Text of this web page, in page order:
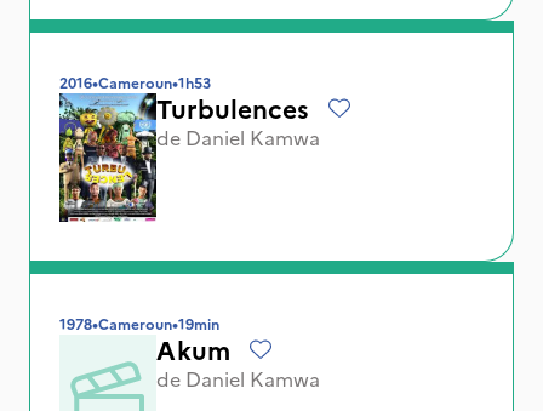
2016•Cameroun•1h53
Turbulences
de Daniel Kamwa
1978•Cameroun•19min
Akum
de Daniel Kamwa